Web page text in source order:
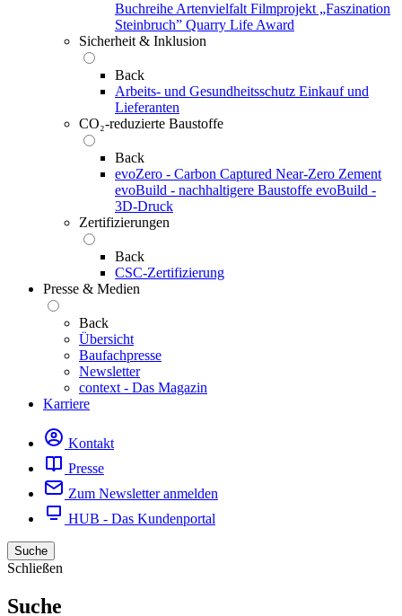
Buchreihe Artenvielfalt Filmprojekt „Faszination
Steinbruch” Quarry Life Award
Sicherheit & Inklusion
Back
Arbeits- und Gesundheitsschutz Einkauf und
Lieferanten
CO₂-reduzierte Baustoffe
Back
evoZero - Carbon Captured Near-Zero Zement
evoBuild - nachhaltigere Baustoffe evoBuild -
3D-Druck
Zertifizierungen
Back
CSC-Zertifizierung
Presse & Medien
Back
Übersicht
Baufachpresse
Newsletter
context - Das Magazin
Karriere
Kontakt
Presse
Zum Newsletter anmelden
HUB - Das Kundenportal
Suche
Schließen
Suche